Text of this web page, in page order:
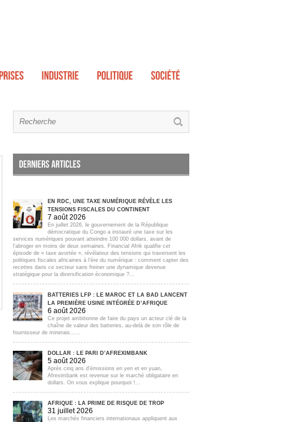
EN RDC, UNE TAXE NUMÉRIQUE RÉVÈLE LES
TENSIONS FISCALES DU CONTINENT
7 août 2026
En juillet 2026, le gouvernement de la République
démocratique du Congo a instauré une taxe sur les
services numériques pouvant atteindre 100 000 dollars, avant de
l'abroger en moins de deux semaines. Financial Afrik qualifie cet
épisode de « taxe avortée », révélateur des tensions qui traversent les
politiques fiscales africaines à l'ère du numérique : comment capter des
recettes dans ce secteur sans freiner une dynamique devenue
stratégique pour la diversification économique ?...
BATTERIES LFP : LE MAROC ET LA BAD LANCENT
LA PREMIÈRE USINE INTÉGRÉE D’AFRIQUE
6 août 2026
Ce projet ambitionne de faire du pays un acteur clé de la
chaîne de valeur des batteries, au-delà de son rôle de
fournisseur de minerais......
DOLLAR : LE PARI D’AFREXIMBANK
5 août 2026
Après cinq ans d'émissions en yen et en yuan,
Afreximbank est revenue sur le marché obligataire en
dollars. On vous explique pourquoi !...
AFRIQUE : LA PRIME DE RISQUE DE TROP
31 juillet 2026
Les marchés financiers internationaux appliquent aux